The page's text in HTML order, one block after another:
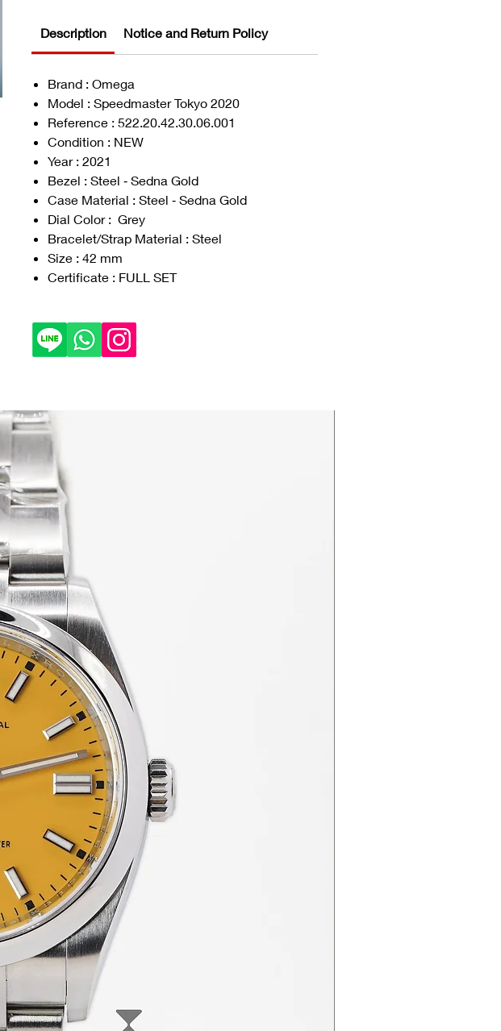
Description Notice and Return Policy
Brand : Omega
Model : Speedmaster Tokyo 2020
Reference : 522.20.42.30.06.001
Condition : NEW
Year : 2021
Bezel : Steel ‑ Sedna Gold
Case Material : Steel ‑ Sedna Gold
Dial Color : Grey
Bracelet/Strap Material : Steel
Size : 42 mm
Certificate : FULL SET